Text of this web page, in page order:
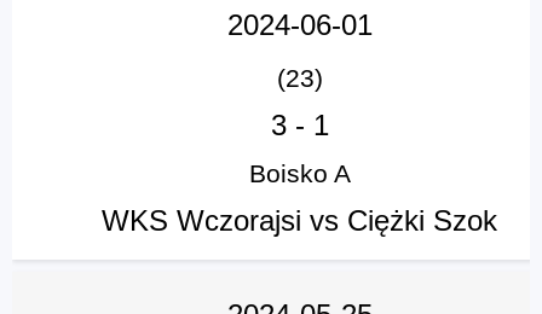
2024-06-01
(23)
3- 1
Boisko A
WKS Wczorajsi vs Ciężki Szok